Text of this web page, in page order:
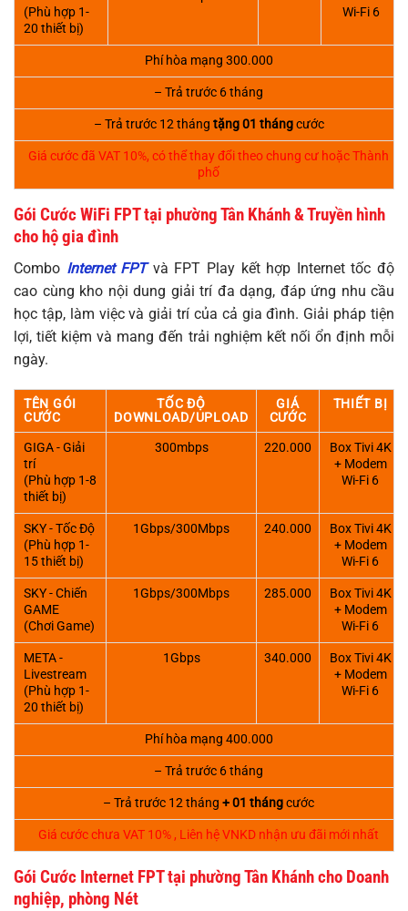
(Phù hợp 1-
20 thiết bị)
Wi-Fi 6
Phí hòa mạng 300.000
– Trả trước 6 tháng
– Trả trước 12 tháng tặng 01 thángcước
Giá cước đã VAT 10%, có thể thay đổi theo chung cư hoặc Thành
phố
Gói Cước WiFi FPT tại phường Tân Khánh & Truyền hình
cho hộ gia đình
Combo Internet FPTvà FPT Play kết hợp Internet tốc độ
cao cùng kho nội dung giải trí đa dạng, đáp ứng nhu cầu
học tập, làm việc và giải trí của cả gia đình. Giải pháp tiện
lợi, tiết kiệm và mang đến trải nghiệm kết nối ổn định mỗi
ngày.
TÊN GÓI
CƯỚC
TỐC ĐỘ
DOWNLOAD/UPLOAD
GIÁ
CƯỚC
THIẾT BỊ
GIGA - Giải
trí
(Phù hợp 1-8
thiết bị)
300mbps 220.000
Box Tivi 4K
+ Modem
Wi-Fi 6
SKY - Tốc Độ
(Phù hợp 1-
15 thiết bị)
1Gbps/300Mbps 240.000
Box Tivi 4K
+ Modem
Wi-Fi 6
SKY - Chiến
GAME
(Chơi Game)
1Gbps/300Mbps 285.000
Box Tivi 4K
+ Modem
Wi-Fi 6
META -
Livestream
(Phù hợp 1-
20 thiết bị)
1Gbps 340.000
Box Tivi 4K
+ Modem
Wi-Fi 6
Phí hòa mạng 400.000
– Trả trước 6 tháng
– Trả trước 12 tháng + 01 thángcước
Giá cước chưa VAT 10% , Liên hệ VNKD nhận ưu đãi mới nhất
Gói Cước Internet FPT tại phường Tân Khánh cho Doanh
nghiệp, phòng Nét